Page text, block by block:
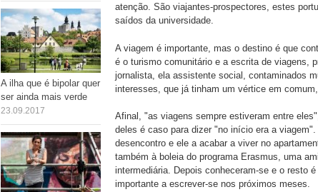
A ilha que é bipolar quer
ser ainda mais verde
23.09.2017
atenção. São viajantes-prospectores, estes
saídos da universidade.
A viagem é importante, mas o destino é que
é o turismo comunitário e a escrita de viagens,
jornalista, ela assistente social, contaminados
interesses, que já tinham um vértice em
Afinal, "as viagens sempre estiveram entre
deles é caso para dizer "no início era a
desencontro e ele a acabar a viver no
também à boleia do programa Erasmus, uma
intermediária. Depois conheceram-se e o resto
importante a escrever-se nos próximos meses.